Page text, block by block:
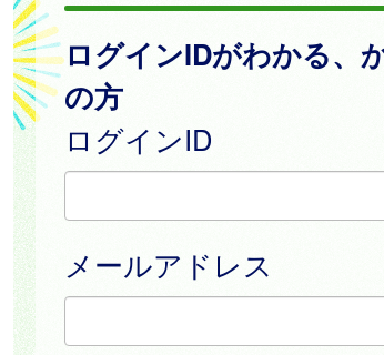
ログインIDがわかる、
の方
ログインID
メールアドレス